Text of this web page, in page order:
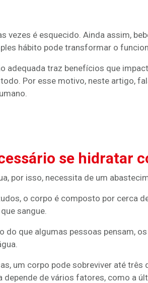
vezes é esquecido. Ainda assim,
hábito pode transformar o
adequada traz benefícios que
Por esse motivo, neste artigo,
se hidratar
por isso, necessita de um
o corpo é composto por cerca
sangue.
do que algumas pessoas pensam,
um corpo pode sobreviver até três
depende de vários fatores, como a